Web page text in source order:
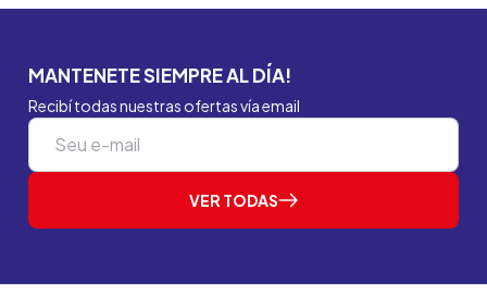
MANTENETE SIEMPRE AL DÍA!
Recibí todas nuestras ofertas vía email
VER TODAS